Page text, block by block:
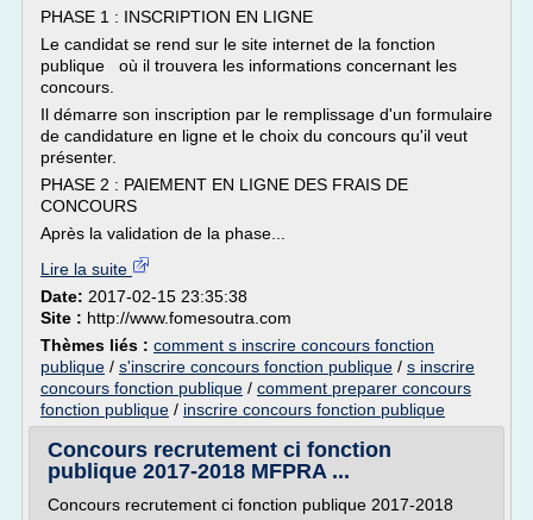
PHASE 1 : INSCRIPTION EN LIGNE
Le candidat se rend sur le site internet de la fonction
publique où il trouvera les informations concernant les
concours.
Il démarre son inscription par le remplissage d'un formulaire
de candidature en ligne et le choix du concours qu'il veut
présenter.
PHASE 2 : PAIEMENT EN LIGNE DES FRAIS DE
CONCOURS
Après la validation de la phase...
Lire la suite
Date: 2017-02-15 23:35:38
Site : http://www.fomesoutra.com
Thèmes liés : comment s inscrire concours fonction
publique / s'inscrire concours fonction publique / s inscrire
concours fonction publique / comment preparer concours
fonction publique / inscrire concours fonction publique
Concours recrutement ci fonction
publique 2017-2018 MFPRA ...
Concours recrutement ci fonction publique 2017-2018